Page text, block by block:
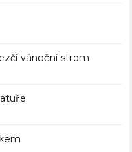
vánoční strom